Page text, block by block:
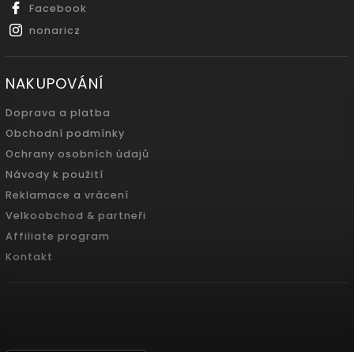
Facebook
nonaricz
NAKUPOVÁNÍ
Doprava a platba
Obchodní podmínky
Ochrany osobních údajů
Návody k použití
Reklamace a vrácení
Velkoobchod & partneři
Affiliate program
Kontakt